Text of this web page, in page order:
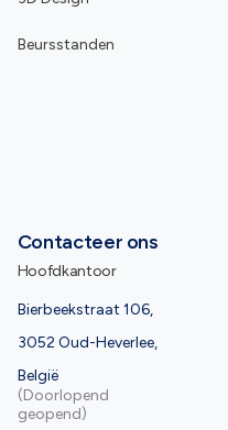
Beursstanden
Contacteer ons
Hoofdkantoor
Bierbeekstraat 106,
3052 Oud-Heverlee,
België
(Doorlopend
geopend)